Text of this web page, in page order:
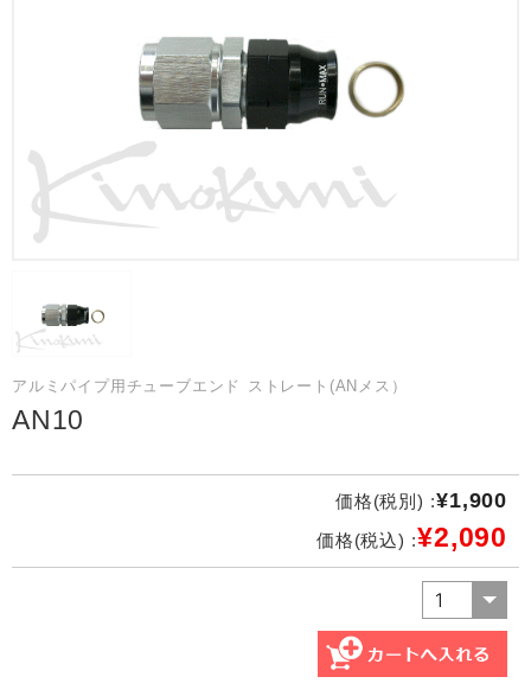
アルミパイプ用チューブエンド ストレート(ANメス）
AN10
価格(税別) :¥1,900
価格(税込) :¥2,090